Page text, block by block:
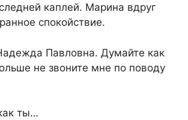
каплей. Марина вдруг
спокойствие.
Павловна. Думайте как
не звоните мне по поводу
ты…